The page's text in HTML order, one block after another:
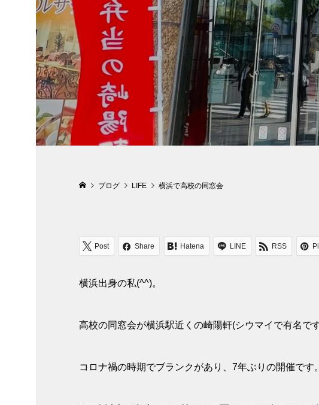
ブログ LIFE 横浜で高校の同窓会
Post Share Hatena LINE RSS
横浜出身の私(^^)。
高校の同窓会が横浜駅近くの崎陽軒(シウマイで有名で
コロナ禍の時期でブランクがあり、7年ぶりの開催です。